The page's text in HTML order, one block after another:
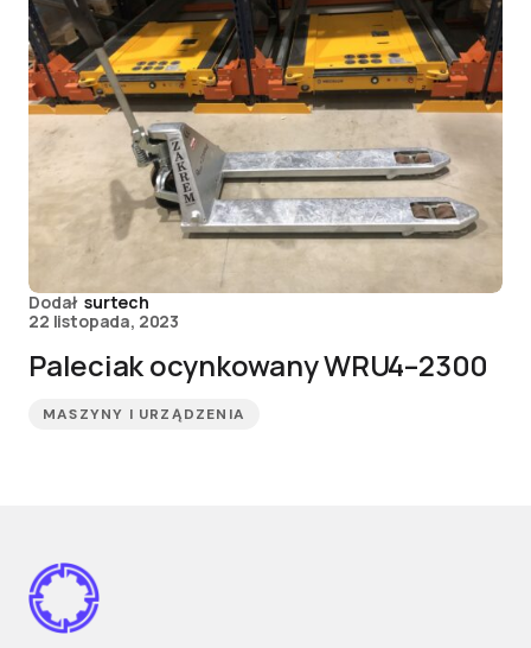
Dodał surtech
22 listopada, 2023
Paleciak ocynkowany WRU4–2300
MASZYNY I URZĄDZENIA